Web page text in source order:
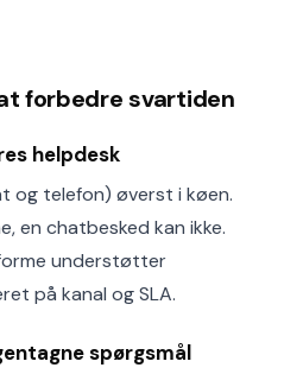
forbedre svartiden
helpdesk
og telefon) øverst i køen.
en chatbesked kan ikke.
understøtter
på kanal og SLA.
spørgsmål